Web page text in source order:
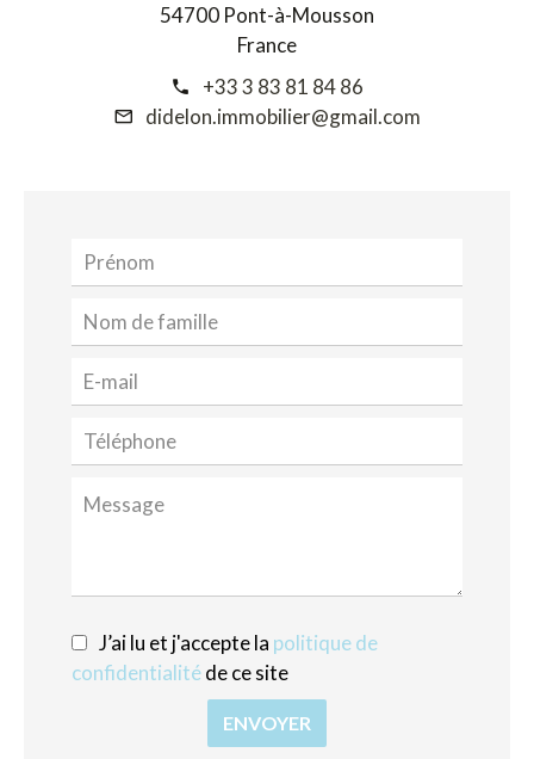
54700 Pont-à-Mousson
France
+33 3 83 81 84 86
didelon.immobilier@gmail.com
J’ai lu et j'accepte la politique de
confidentialitéde ce site
ENVOYER